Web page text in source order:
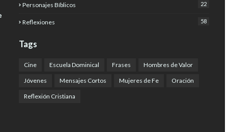
Personajes Bíblicos 22
Reflexiones 58
Tags
Cine Escuela Dominical Frases Hombres de Valor
Jóvenes Mensajes Cortos Mujeres de Fe Oración
Reflexión Cristiana